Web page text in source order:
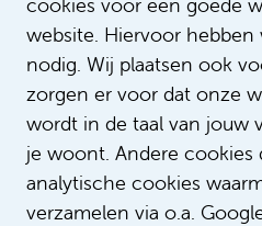
website. Hiervoor
nodig. Wij plaatsen ook
zorgen er voor dat onze
wordt in de taal van jouw
je woont. Andere cookies
analytische cookies
verzamelen via o.a.